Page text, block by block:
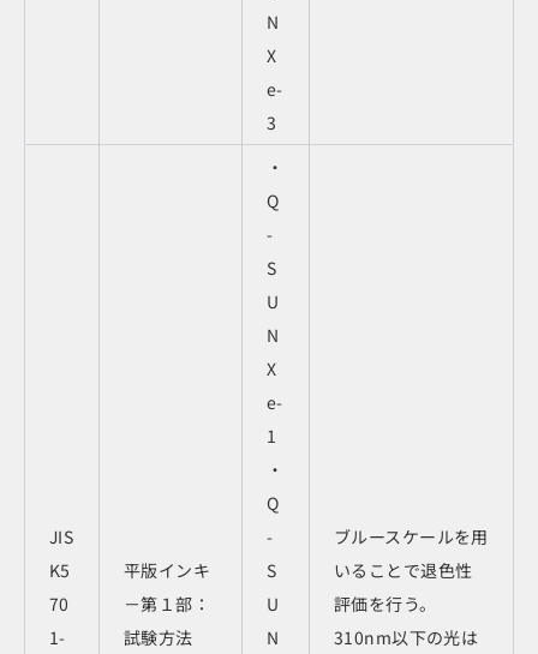
N
X
e-
3
JIS
K5
70
1-
平版インキ
－第１部：
試験方法
・
Q
-
S
U
N
X
e-
1
・
Q
-
S
U
N
ブルースケールを用
いることで退色性
評価を行う。
310nm以下の光は